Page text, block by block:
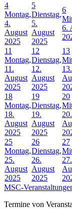
4
Montag,
4.
August
2025
5
Dienstag,
5.
August
2025
6
6.
11
Montag,
11.
August
2025
12
Dienstag,
12.
August
2025
13
13.
18
Montag,
18.
August
2025
19
Dienstag,
19.
August
2025
20
20.
25
Montag,
25.
August
2025
26
Dienstag,
26.
August
2025
27
27.
MSC-
Termine von